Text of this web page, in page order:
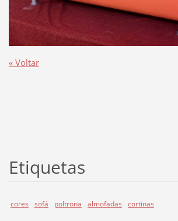
« Voltar
Etiquetas
cores sofá poltrona almofadas cortinas